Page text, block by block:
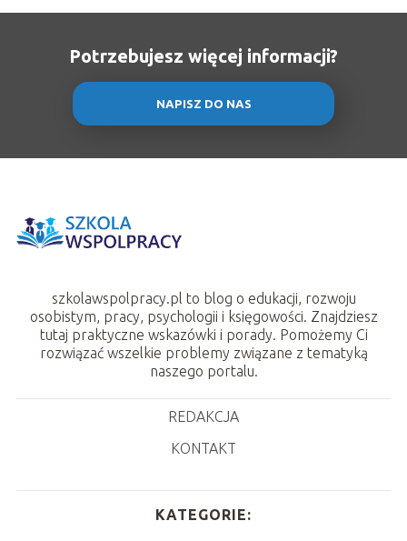
Potrzebujesz więcej informacji?
NAPISZ DO NAS
szkolawspolpracy.pl to blog o edukacji, rozwoju
osobistym, pracy, psychologii i księgowości. Znajdziesz
tutaj praktyczne wskazówki i porady. Pomożemy Ci
rozwiązać wszelkie problemy związane z tematyką
naszego portalu.
REDAKCJA
KONTAKT
KATEGORIE: